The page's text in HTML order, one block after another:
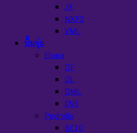
JX
NXF2
VML
ปั๊มจุ่ม
Ebara
DF
DL
DML
DVS
Pedrollo
BC10